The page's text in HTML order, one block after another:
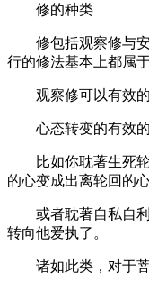
修的种类
修包括观察修与安
行的修法基本上都属
观察修可以有效的
心态转变的有效的
比如你耽著生死轮
的心变成出离轮回的心
或者耽著自私自利
转向他爱执了。
诸如此类，对于菩